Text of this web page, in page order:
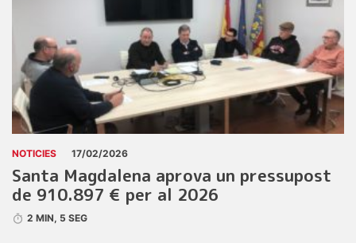
NOTICIES 17/02/2026
Santa Magdalena aprova un pressupost
de 910.897 € per al 2026
2 MIN, 5 SEG